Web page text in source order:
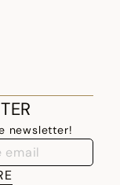
newsletter!